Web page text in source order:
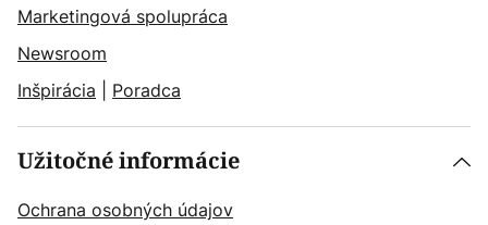
Marketingová spolupráca
Newsroom
Inšpirácia
Poradca
Užitočné informácie
Ochrana osobných údajov